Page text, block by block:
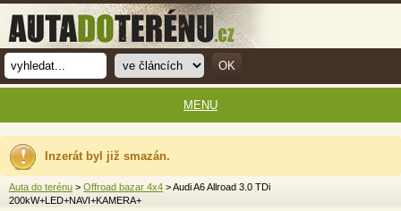
Inzerát byl již smazán.
Auta do terénu > Offroad bazar 4x4 > Audi A6 Allroad 3.0 TDi
200kW+LED+NAVI+KAMERA+
MENU